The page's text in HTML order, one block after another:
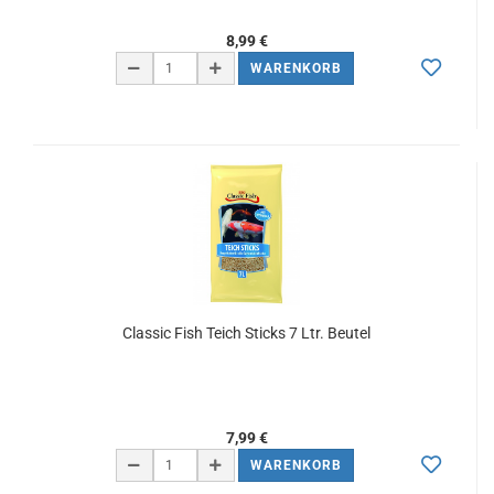
8,99 €
WARENKORB
Classic Fish Teich Sticks 7 Ltr. Beutel
7,99 €
WARENKORB